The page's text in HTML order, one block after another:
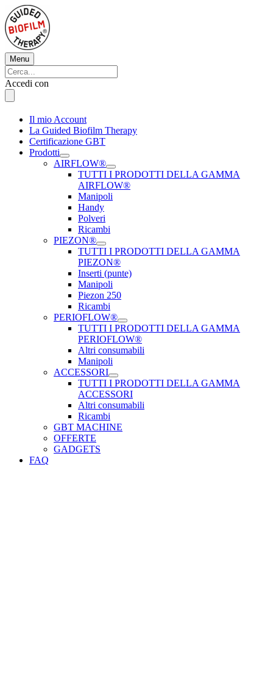
Vai
al
contenuto
Menu
Menu
Cerca:
Cerca
Accedi con
Il mio Account
La Guided Biofilm Therapy
Certificazione GBT
Prodotti
AIRFLOW®
TUTTI I PRODOTTI DELLA GAMMA
AIRFLOW®
Manipoli
Handy
Polveri
Ricambi
PIEZON®
TUTTI I PRODOTTI DELLA GAMMA
PIEZON®
Inserti (punte)
Manipoli
Piezon 250
Ricambi
PERIOFLOW®
TUTTI I PRODOTTI DELLA GAMMA
PERIOFLOW®
Altri consumabili
Manipoli
ACCESSORI
TUTTI I PRODOTTI DELLA GAMMA
ACCESSORI
Altri consumabili
Ricambi
GBT MACHINE
OFFERTE
GADGETS
FAQ